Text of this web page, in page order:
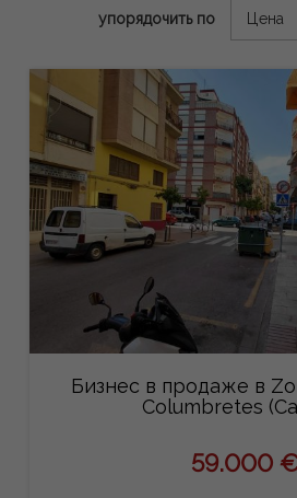
упорядочить по
Бизнес в продаже в
Columbretes
59.000